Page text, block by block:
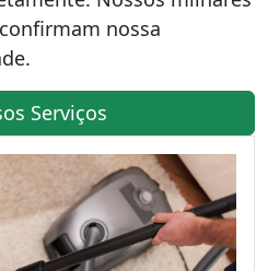
nossa
Serviços